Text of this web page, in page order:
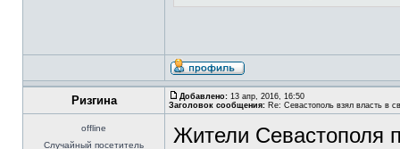
Ризгина Добавлено: 13 апр, 2016, 16:50
Заголовок сообщения: Re: Севастополь взял власть в
offline
Случайный посетитель
Жители Севастополя